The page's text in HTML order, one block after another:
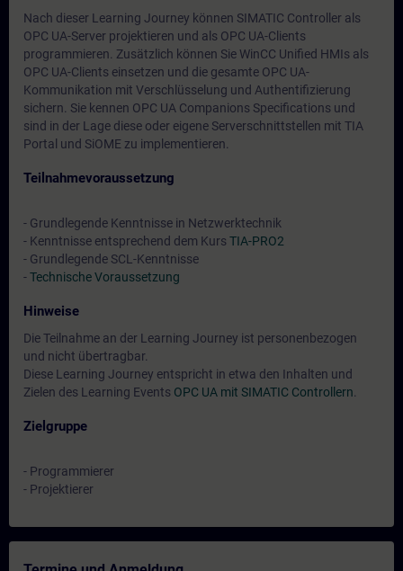
Nach dieser Learning Journey können SIMATIC Controller als
OPC UA-Server projektieren und als OPC UA-Clients
programmieren. Zusätzlich können Sie WinCC Unified HMIs als
OPC UA-Clients einsetzen und die gesamte OPC UA-
Kommunikation mit Verschlüsselung und Authentifizierung
sichern. Sie kennen OPC UA Companions Specifications und
sind in der Lage diese oder eigene Serverschnittstellen mit TIA
Portal und SiOME zu implementieren.
Teilnahmevoraussetzung
- Grundlegende Kenntnisse in Netzwerktechnik
- Kenntnisse entsprechend dem Kurs TIA-PRO2
- Grundlegende SCL-Kenntnisse
-Technische Voraussetzung
Hinweise
Die Teilnahme an der Learning Journey ist personenbezogen
und nicht übertragbar.
Diese Learning Journey entspricht in etwa den Inhalten und
Zielen des Learning Events OPC UA mit SIMATIC Controllern
Zielgruppe
- Programmierer
- Projektierer